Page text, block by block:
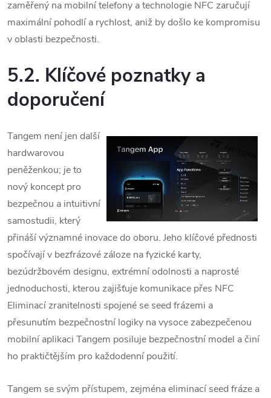
zaměřený na mobilní telefony a technologie NFC zaručují
maximální pohodlí a rychlost, aniž by došlo ke kompromisu
v oblasti bezpečnosti.
5.2. Klíčové poznatky a
doporučení
Tangem není jen další
hardwarovou
peněženkou; je to
nový koncept pro
bezpečnou a intuitivní
samostudii, který
přináší významné inovace do oboru. Jeho klíčové přednosti
spočívají v bezfrázové záloze na fyzické karty,
bezúdržbovém designu, extrémní odolnosti a naprosté
jednoduchosti, kterou zajišťuje komunikace přes NFC
Eliminací zranitelnosti spojené se seed frázemi a
přesunutím bezpečnostní logiky na vysoce zabezpečenou
mobilní aplikaci Tangem posiluje bezpečnostní model a činí
ho praktičtějším pro každodenní použití.
Tangem se svým přístupem, zejména eliminací seed fráze a